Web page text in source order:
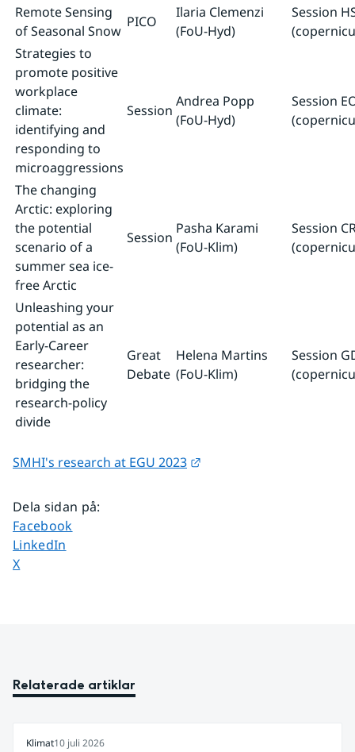
Remote Sensing
of Seasonal Snow
PICO
Ilaria Clemenzi
(FoU-Hyd)
Session
Strategies to
promote positive
workplace
climate:
identifying and
responding to
microaggressions
Session
Andrea Popp
(FoU-Hyd)
Session
The changing
Arctic: exploring
the potential
scenario of a
summer sea ice-
free Arctic
Session
Pasha Karami
(FoU-Klim)
Session
Unleashing your
potential as an
Early-Career
researcher:
bridging the
research-policy
divide
Great
Debate
Helena Martins
(FoU-Klim)
Session
SMHI's research at EGU 2023
Dela sidan på:
Dela sidan på
Facebook
Dela sidan på
LinkedIn
Dela sidan på
X
Relaterade artiklar
Klimat10 juli 2026